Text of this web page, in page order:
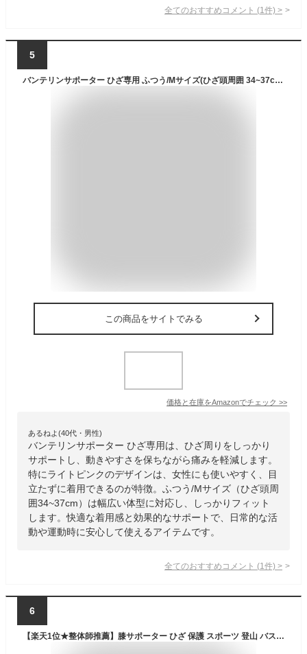
全てのおすすめコメント (1 件) >
5
バンテリンサポーター ひざ専用 ふつう/Mサイズ(ひざ頭周囲 34~37cm) ライトピンク
この商品をサイトでみる
価格と在庫をAmazonでチェック >>
あるねよ(40代・男性)
バンテリンサポーター ひざ専用は、ひざ周りをしっかり
サポートし、動きやすさを保ちながら痛みを軽減します。
特にライトピンクのデザインは、女性にも使いやすく、目
立たずに着用できるのが特徴。ふつう/Mサイズ（ひざ頭周
囲34~37cm）は幅広い体型に対応し、しっかりフィット
します。快適な着用感と効果的なサポートで、日常的な活
動や運動時に安心して使えるアイテムです。
全てのおすすめコメント (1 件) >
6
【楽天1位★整体師推薦】膝サポーター ひざ 保護 スポーツ 登山 バスケ バレー 固定 保温 関節 怪我 保護 洗える 軽量 通気 マジックテープ 男女兼用 高齢者 運動 膝用 補助 アウトドア Ex.supporter